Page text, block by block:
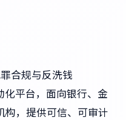
合规与反洗钱
化平台，面向银行、金
构，提供可信、可审计